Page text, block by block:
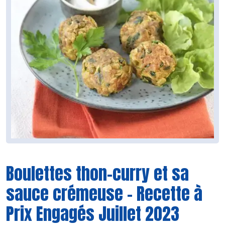
Boulettes thon-curry et sa
sauce crémeuse - Recette à
Prix Engagés Juillet 2023